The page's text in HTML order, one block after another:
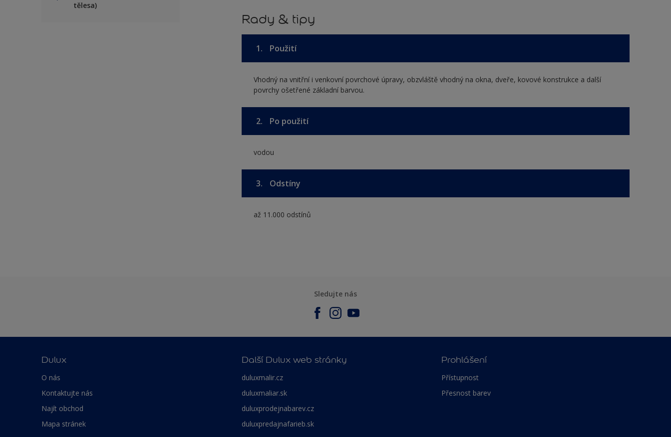
tělesa)
Rady & tipy
1. Použití
Vhodný na vnitřní i venkovní povrchové úpravy, obzvláště vhodný na okna, dveře, kovové konstrukce a další
povrchy ošetřené základní barvou.
2. Po použití
vodou
3. Odstíny
až 11.000 odstínů
Sledujte nás
Dulux
O nás
Kontaktujte nás
Najít obchod
Mapa stránek
Další Dulux web stránky
duluxmalir.cz
duluxmaliar.sk
duluxprodejnabarev.cz
duluxpredajnafarieb.sk
Prohlášení
Přístupnost
Přesnost barev